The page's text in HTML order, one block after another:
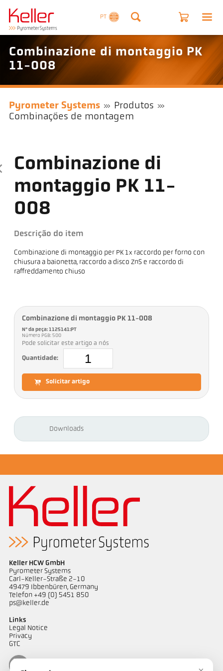
PT
Combinazione di montaggio PK
11-008
Pyrometer Systems
Produtos
Combinações de montagem
Combinazione di
montaggio PK 11-
008
Descrição do item
Combinazione di montaggio per PK 1x raccordo per forno con
chiusura a baionetta, raccordo a disco ZnS e raccordo di
raffreddamento chiuso
Combinazione di montaggio PK 11-008
Nº da peça: 1125141:PT
Número PGB: 500
Pode solicitar este artigo a nós
Quantidade:
Solicitar artigo
Downloads
Keller HCW GmbH
Pyrometer Systems
Carl-Keller-Straße 2-10
49479 Ibbenbüren, Germany
Telefon +49 (0) 5451 850
ps@keller.de
Links
Legal Notice
Privacy
GTC